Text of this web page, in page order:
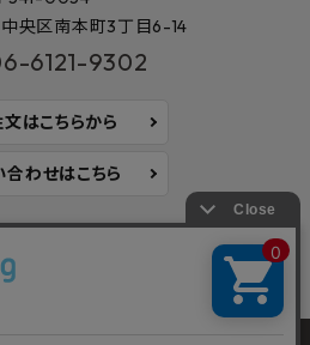
央区南本町3丁目6-14
6121-9302
はこちらから
合わせはこちら